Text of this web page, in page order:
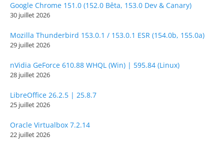
Google Chrome 151.0 (152.0 Bêta, 153.0 Dev & Canary)
30 juillet 2026
Mozilla Thunderbird 153.0.1 / 153.0.1 ESR (154.0b, 155.0a)
29 juillet 2026
nVidia GeForce 610.88 WHQL (Win) | 595.84 (Linux)
28 juillet 2026
LibreOffice 26.2.5 | 25.8.7
25 juillet 2026
Oracle Virtualbox 7.2.14
22 juillet 2026